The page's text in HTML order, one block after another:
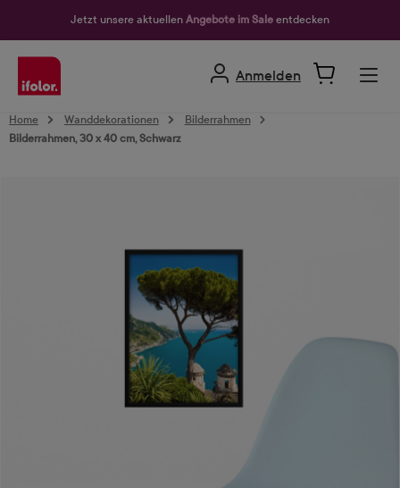
Jetzt unsere aktuellen Angebote im Sale entdecken
Anmelden
Home Wanddekorationen
Bilderrahmen
Bilderrahmen, 30 x 40 cm, Schwarz